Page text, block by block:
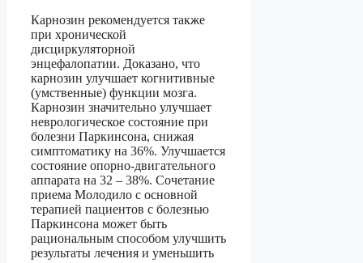
Карнозин рекомендуется также
при хронической
дисциркуляторной
энцефалопатии. Доказано, что
карнозин улучшает когнитивные
(умственные) функции мозга.
Карнозин значительно улучшает
неврологическое состояние при
болезни Паркинсона, снижая
симптоматику на 36%. Улучшается
состояние опорно-двигательного
аппарата на 32 – 38%. Сочетание
приема Молодило с основной
терапией пациентов с болезнью
Паркинсона может быть
рациональным способом улучшить
результаты лечения и уменьшить